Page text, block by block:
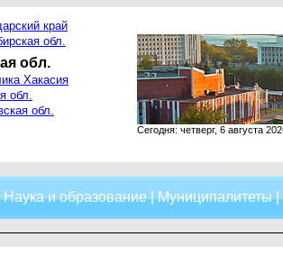
край
обл.
обл.
Хакасия
обл.
обл.
Сегодня: четверг, 6 августа
Наука и образование|Муниципалитеты|